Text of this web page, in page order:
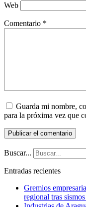
Web
Comentario *
Guarda mi nombre,
para la próxima vez que
Buscar...
Entradas recientes
Gremios
regional tras